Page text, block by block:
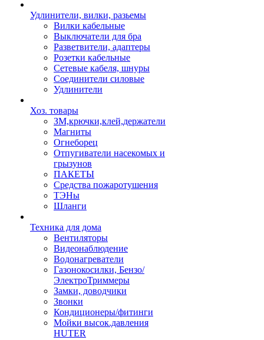
Удлинители, вилки, разьемы
Вилки кабельные
Выключатели для бра
Разветвители, адаптеры
Розетки кабельные
Сетевые кабеля, шнуры
Соединители силовые
Удлинители
Хоз. товары
ЗМ,крючки,клей,держатели
Магниты
Огнеборец
Отпугиватели насекомых и
грызунов
ПАКЕТЫ
Средства пожаротушения
ТЭНы
Шланги
Техника для дома
Вентиляторы
Видеонаблюдение
Водонагреватели
Газонокосилки, Бензо/
ЭлектроТриммеры
Замки, доводчики
Звонки
Кондиционеры/фитинги
Мойки высок.давления
HUTER